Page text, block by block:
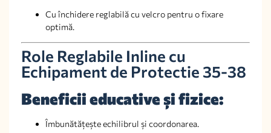
Cu închidere reglabilă cu velcro pentru o fixare
optimă.
Role Reglabile Inline cu
Echipament de Protectie 35-38
Beneficii educative și fizice:
Îmbunătățește echilibrul și coordonarea.